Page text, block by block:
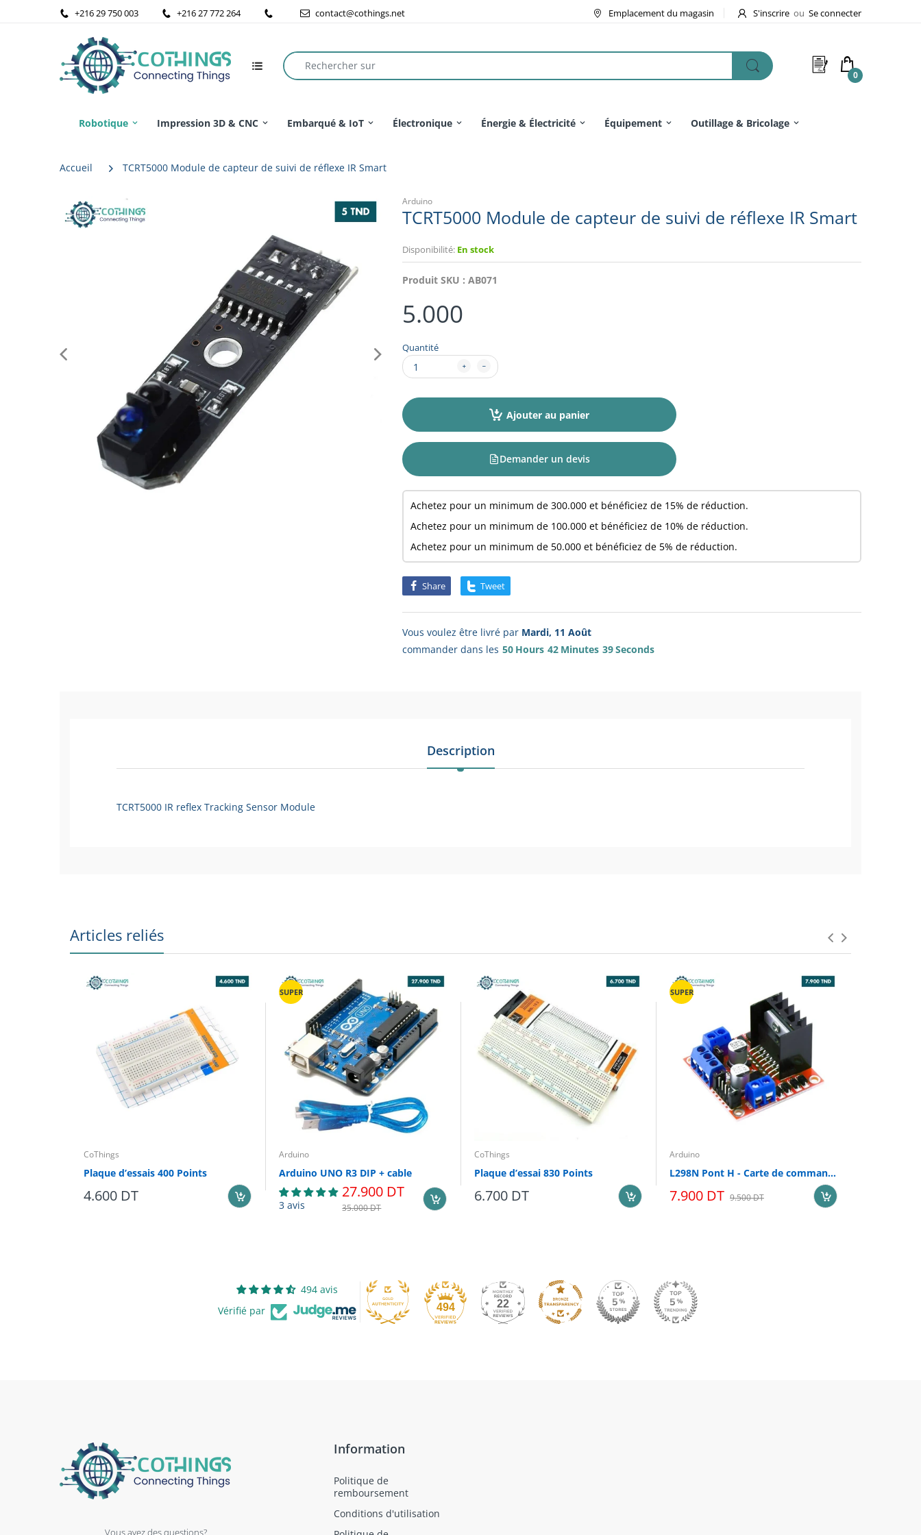
+216 29 750 003 +216 27 772 264 contact@cothings.net Emplacement du magasin S'inscrire ou Se connecter
0
Robotique Impression 3D & CNC Embarqué & IoT Électronique Énergie & Électricité Équipement Outillage & Bricolage
Accueil TCRT5000 Module de capteur de suivi de réflexe IR Smart
Arduino
TCRT5000 Module de capteur de suivi de réflexe IR Smart
Disponibilité: En stock
Produit SKU : AB071
5.000
Quantité
Ajouter au panier
Demander un devis
Achetez pour un minimum de 300.000 et bénéficiez de 15% de réduction.
Achetez pour un minimum de 100.000 et bénéficiez de 10% de réduction.
Achetez pour un minimum de 50.000 et bénéficiez de 5% de réduction.
Share Tweet
Vous voulez être livré par Mardi, 11 Août
commander dans les 50 Hours 42 Minutes 39Seconds
Description
TCRT5000 IR reflex Tracking Sensor Module
Articles reliés
CoThings
Plaque d’essais 400 Points
4.600 DT
SUPER
Arduino
Arduino UNO R3 DIP + cable
3 avis
27.900 DT
35.000 DT
CoThings
Plaque d’essai 830 Points
6.700 DT
SUPER
Arduino
L298N Pont H - Carte de commande de moteur
7.900 DT 9.500 DT
494 avis
Vérifié par
494 22
Vous avez des questions?
Information
Politique de
remboursement
Conditions d'utilisation